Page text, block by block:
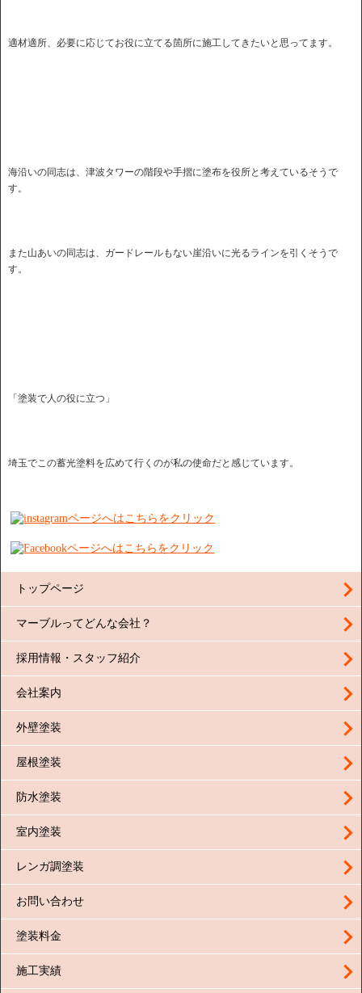
適材適所、必要に応じてお役に立てる箇所に施工してきたいと思ってます。
海沿いの同志は、津波タワーの階段や手摺に塗布を役所と考えているそうで
す。
また山あいの同志は、ガードレールもない崖沿いに光るラインを引くそうで
す。
「塗装で人の役に立つ」
埼玉でこの蓄光塗料を広めて行くのが私の使命だと感じています。
トップページ
マーブルってどんな会社？
採用情報・スタッフ紹介
会社案内
外壁塗装
屋根塗装
防水塗装
室内塗装
レンガ調塗装
お問い合わせ
塗装料金
施工実績